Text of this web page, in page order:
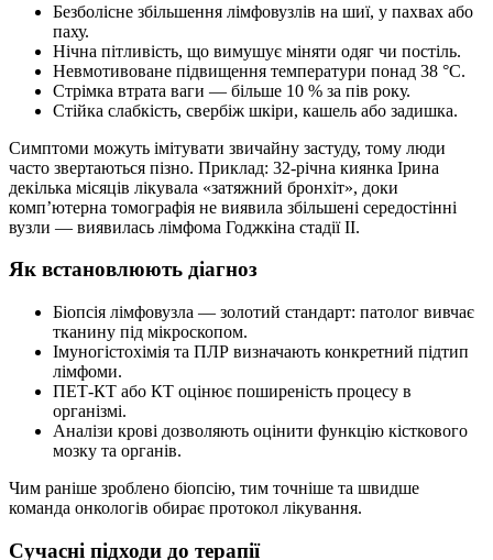
Безболісне збільшення лімфовузлів на шиї, у пахвах або
паху.
Нічна пітливість, що вимушує міняти одяг чи постіль.
Невмотивоване підвищення температури понад 38 °C.
Стрімка втрата ваги — більше 10 % за пів року.
Стійка слабкість, свербіж шкіри, кашель або задишка.
Симптоми можуть імітувати звичайну застуду, тому люди
часто звертаються пізно. Приклад: 32-річна киянка Ірина
декілька місяців лікувала «затяжний бронхіт», доки
комп’ютерна томографія не виявила збільшені середостінні
вузли — виявилась лімфома Годжкіна стадії II.
Як встановлюють діагноз
Біопсія лімфовузла — золотий стандарт: патолог вивчає
тканину під мікроскопом.
Імуногістохімія та ПЛР визначають конкретний підтип
лімфоми.
ПЕТ-КТ або КТ оцінює поширеність процесу в
організмі.
Аналізи крові дозволяють оцінити функцію кісткового
мозку та органів.
Чим раніше зроблено біопсію, тим точніше та швидше
команда онкологів обирає протокол лікування.
Сучасні підходи до терапії